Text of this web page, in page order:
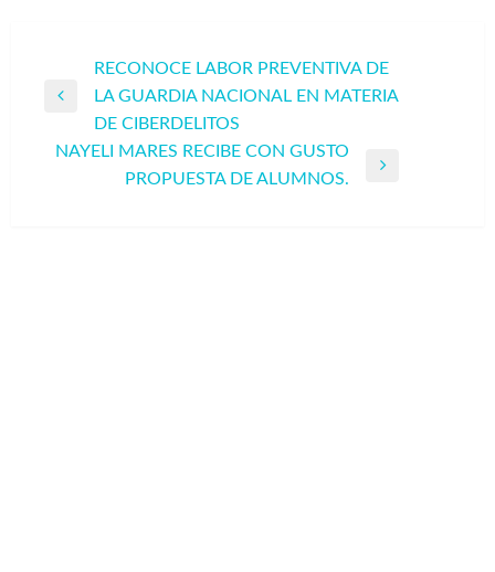
Navegación
de
entradas
RECONOCE LABOR PREVENTIVA DE
LA GUARDIA NACIONAL EN MATERIA
DE CIBERDELITOS
NAYELI MARES RECIBE CON GUSTO
PROPUESTA DE ALUMNOS.